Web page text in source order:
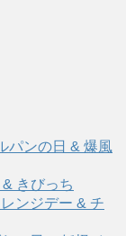
パンの日 & 爆風
きびっち
ンジデー & チ